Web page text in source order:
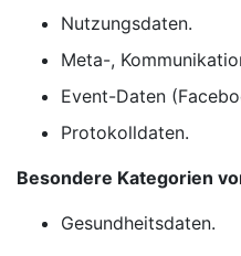
Nutzungsdaten.
Meta-,
Event-Daten
Protokolldaten.
Besondere Kategorien
Gesundheitsdaten.